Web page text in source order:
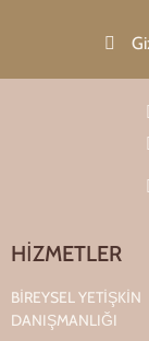
HİZMETLER
BIREYSEL YETIŞKIN
DANIŞMANLIĞI